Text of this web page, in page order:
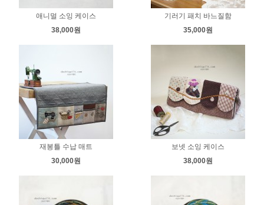
애니멀 소잉 케이스
38,000원
기러기 패치 바느질함
35,000원
재봉틀 수납 매트
30,000원
보넷 소잉 케이스
38,000원